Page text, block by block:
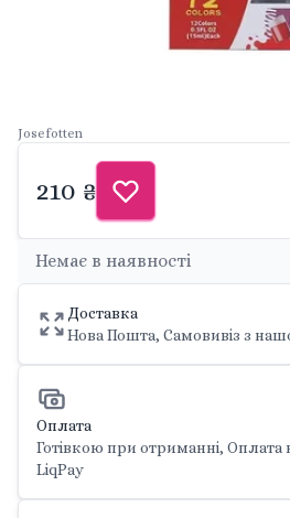
Josefotten
210 ₴
Немає в наявності
Доставка
Нова Пошта, Самовивіз з
Оплата
Готівкою при отриманні, Оплата
LiqPay